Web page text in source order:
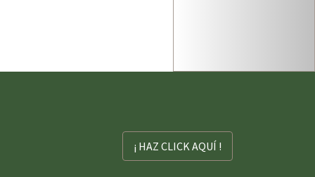
¡ HAZ CLICK AQUÍ !